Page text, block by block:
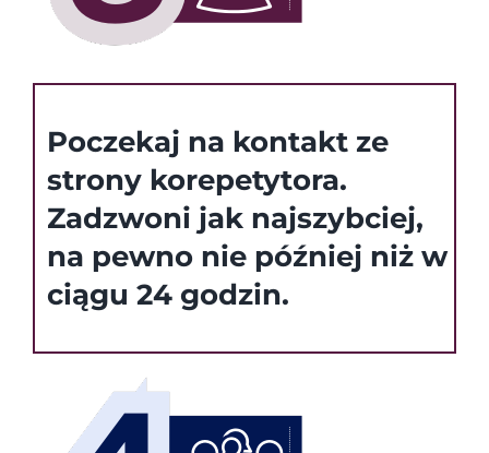
Poczekaj na kontakt ze
strony korepetytora.
Zadzwoni jak najszybciej,
na pewno nie później niż w
ciągu 24 godzin.